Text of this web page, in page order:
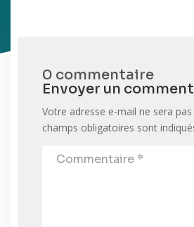
0 commentaire
Envoyer un
Votre adresse e-mail ne sera pas
champs obligatoires sont